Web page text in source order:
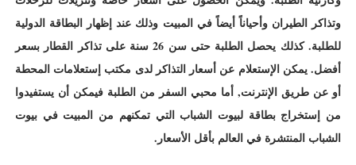
وتذاكر الطيران وأحياناً أيضاً في المبيت وذلك عند إظهار البطاقة الدولية
للطلبة. كذلك يحصل الطلبة حتى سن 26 سنة على تذاكر القطار بسعر
أفضل. يمكن الإستعلام عن أسعار التذاكر لدى مكتب إستعلامات المحطة
أو عن طريق الإنترنت, أما محبي السفر من الطلبة فيمكن أن يستفيدوا
من إستخراج بطاقة لبيوت الشباب التي تمكنهم من المبيت في بيوت
الشباب المنتشرة في العالم بأقل الأسعار.